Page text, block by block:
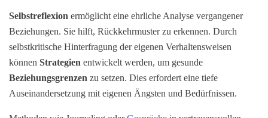
Selbstreflexion ermöglicht eine ehrliche Analyse vergangener
Beziehungen. Sie hilft, Rückkehrmuster zu erkennen. Durch
selbstkritische Hinterfragung der eigenen Verhaltensweisen
können Strategien entwickelt werden, um gesunde
Beziehungsgrenzen zu setzen. Dies erfordert eine tiefe
Auseinandersetzung mit eigenen Ängsten und Bedürfnissen.